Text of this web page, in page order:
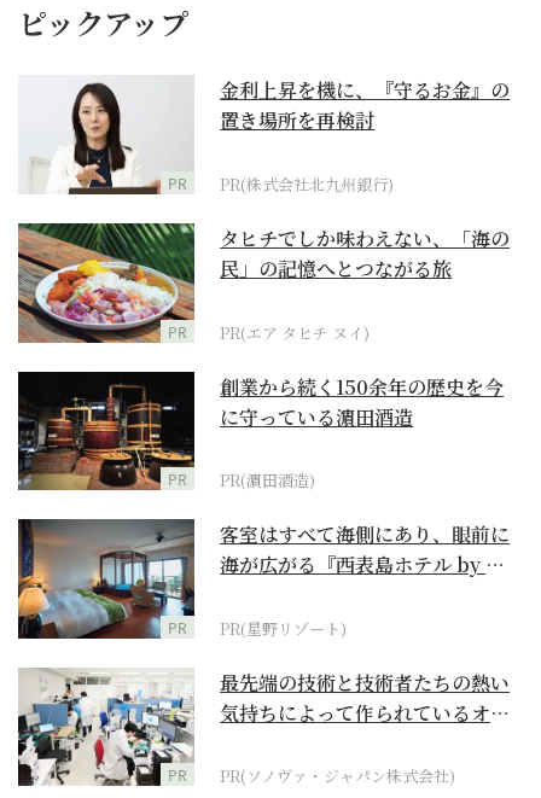
ピックアップ
PR
金利上昇を機に、『守るお金』の
置き場所を再検討
PR(株式会社北九州銀行)
PR
タヒチでしか味わえない、「海の
民」の記憶へとつながる旅
PR(エア タヒチ ヌイ)
PR
創業から続く150余年の歴史を今
に守っている濵田酒造
PR(濵田酒造)
PR
客室はすべて海側にあり、眼前に
海が広がる『西表島ホテル by 星
PR(星野リゾート)
PR
最先端の技術と技術者たちの熱い
気持ちによって作られているオー
PR(ソノヴァ・ジャパン株式会社)